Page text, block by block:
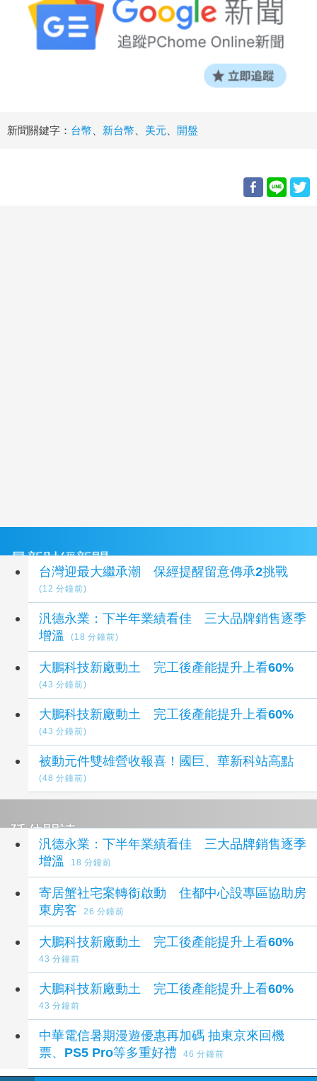
新聞關鍵字： 台幣 新台幣 美元 開盤
最新財經新聞
台灣迎最大繼承潮 保經提醒留意傳承2挑戰
(12 分鐘前)
汎德永業：下半年業績看佳 三大品牌銷售逐季
增溫
(18 分鐘前)
大鵬科技新廠動土 完工後產能提升上看60%
(43 分鐘前)
大鵬科技新廠動土 完工後產能提升上看60%
(43 分鐘前)
被動元件雙雄營收報喜！國巨、華新科站高點
(48 分鐘前)
延伸閱讀
汎德永業：下半年業績看佳 三大品牌銷售逐季
增溫
18 分鐘前
寄居蟹社宅案轉銜啟動 住都中心設專區協助房
東房客
26 分鐘前
大鵬科技新廠動土 完工後產能提升上看60%
43 分鐘前
大鵬科技新廠動土 完工後產能提升上看60%
43 分鐘前
中華電信暑期漫遊優惠再加碼 抽東京來回機
票、PS5 Pro等多重好禮
46 分鐘前